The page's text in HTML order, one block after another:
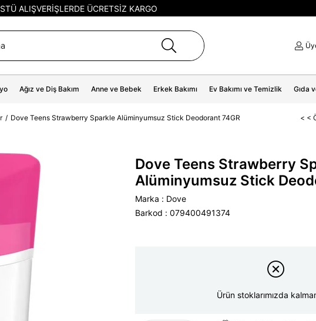
ALIŞVERİŞLERDE ÜCRETSİZ KARGO
Ağız ve Diş Bakım Anne ve Bebek Erkek Bakımı Ev Bakımı ve Temizlik Gıda
Dove Teens Strawberry Sparkle Alüminyumsuz Stick Deodorant 74GR < <
Dove Teens Strawberry
Alüminyumsuz Stick
Marka : Dove
Barkod : 079400491374
Ürün stoklarımızda